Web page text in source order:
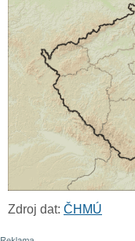
Zdroj dat: ČHMÚ